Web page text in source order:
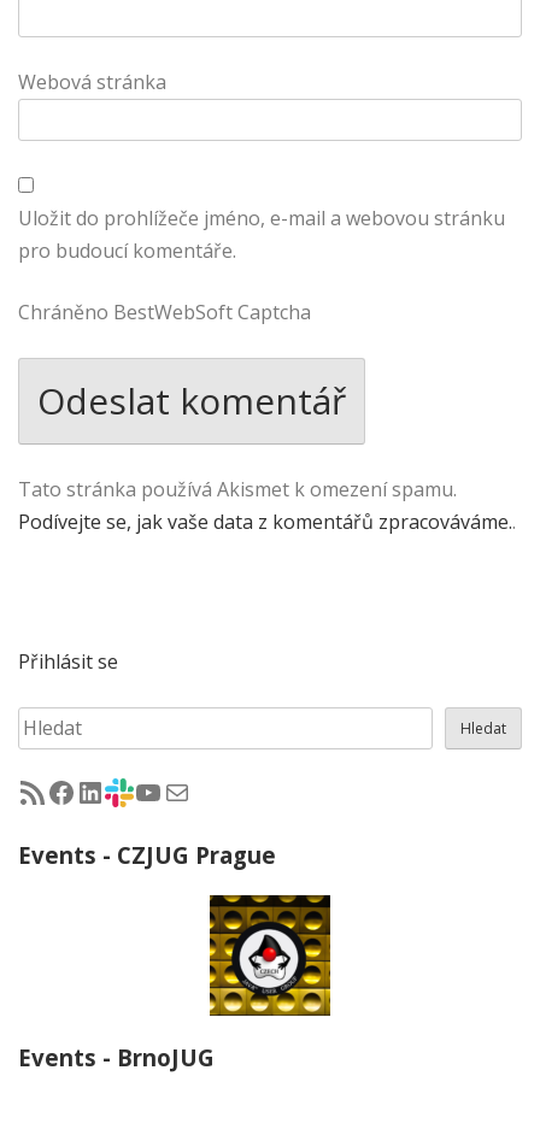
Webová stránka
Uložit do prohlížeče jméno, e-mail a webovou stránku
pro budoucí komentáře.
Chráněno BestWebSoft Captcha
Tato stránka používá Akismet k omezení spamu.
Podívejte se, jak vaše data z komentářů zpracováváme..
Přihlásit se
Hledat Hledat
RSS - články na jug.cz
Facebook skupina Czech Java User Group
LinkedIn skupina Czech Java User Group
CZJUG Slack fórum
CZJUG YouTube kanálCZJUG email
Events - CZJUG Prague
Events - BrnoJUG